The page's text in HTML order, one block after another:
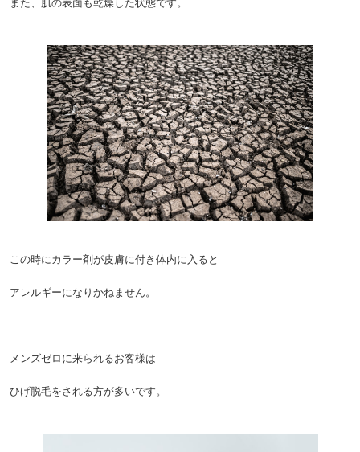
また、肌の表面も乾燥した状態です。
この時にカラー剤が皮膚に付き体内に入ると
アレルギーになりかねません。
メンズゼロに来られるお客様は
ひげ脱毛をされる方が多いです。